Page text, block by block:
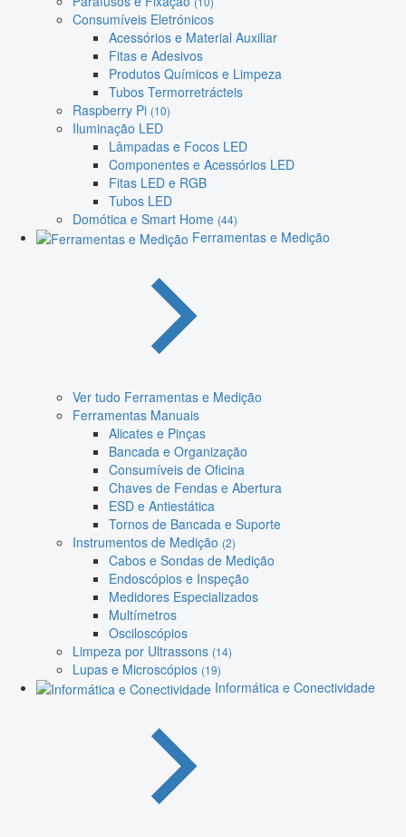
Consumíveis Eletrónicos
Acessórios e Material Auxiliar
Fitas e Adesivos
Produtos Químicos e Limpeza
Tubos Termorretrácteis
Raspberry Pi (10)
Iluminação LED
Lâmpadas e Focos LED
Componentes e Acessórios LED
Fitas LED e RGB
Tubos LED
Domótica e Smart Home (44)
Ferramentas e Medição
Ver tudo Ferramentas e Medição
Ferramentas Manuais
Alicates e Pinças
Bancada e Organização
Consumíveis de Oficina
Chaves de Fendas e Abertura
ESD e Antiestática
Tornos de Bancada e Suporte
Instrumentos de Medição (2)
Cabos e Sondas de Medição
Endoscópios e Inspeção
Medidores Especializados
Multímetros
Osciloscópios
Limpeza por Ultrassons (14)
Lupas e Microscópios (19)
Informática e Conectividade